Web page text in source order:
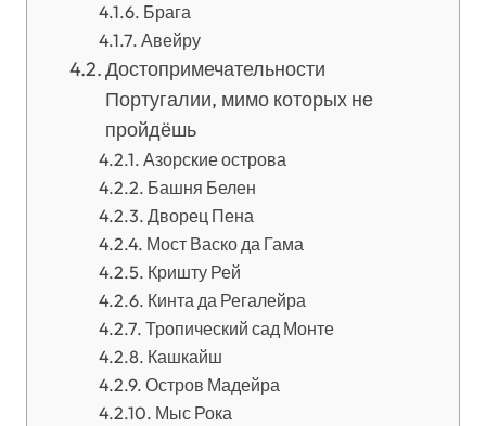
Брага
Авейру
Достопримечательности
Португалии, мимо которых не
пройдёшь
Азорские острова
Башня Белен
Дворец Пена
Мост Васко да Гама
Кришту Рей
Кинта да Регалейра
Тропический сад Монте
Кашкайш
Остров Мадейра
Мыс Рока